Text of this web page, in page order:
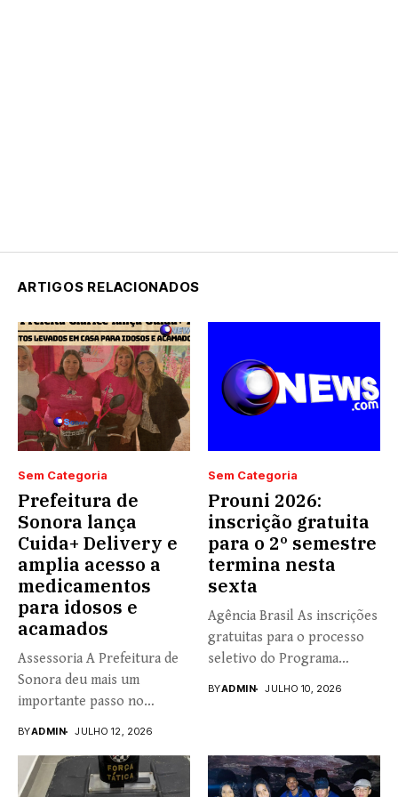
ARTIGOS RELACIONADOS
Sem Categoria
Prefeitura de
Sonora lança
Cuida+ Delivery e
amplia acesso a
medicamentos
para idosos e
acamados
Assessoria A Prefeitura de
Sonora deu mais um
importante passo no
BYADMIN JULHO 12, 2026
Sem Categoria
Prouni 2026:
inscrição gratuita
para o 2º semestre
termina nesta
sexta
Agência Brasil As inscrições
gratuitas para o processo
seletivo do Programa
BYADMIN JULHO 10, 2026